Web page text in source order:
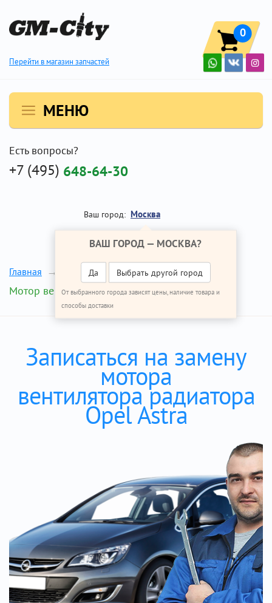
Перейти в магазин запчастей
0
МЕНЮ
Есть вопросы?
+7 (495) 648-64-30
Ваш город: Москва
ВАШ ГОРОД — МОСКВА?
Да Выбрать другой город
От выбранного города зависят цены, наличие товара и
способы доставки
Главная Ремонт Опель Астра
Мотор вентилятора радиатора
Записаться на замену
мотора
вентилятора радиатора
Opel Astra